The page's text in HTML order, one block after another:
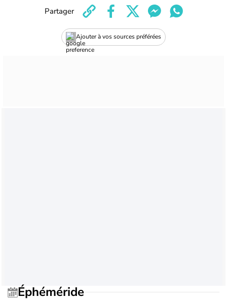
Ajouter à vos sources préférées
Partager
Éphéméride